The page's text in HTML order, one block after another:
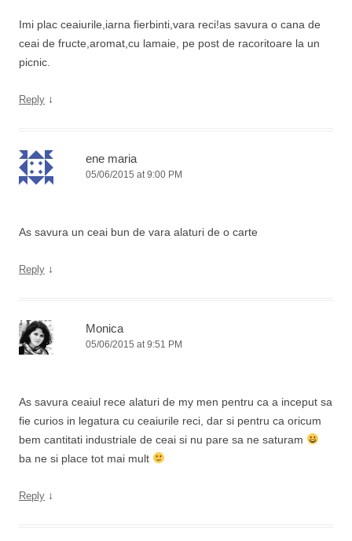
Imi plac ceaiurile,iarna fierbinti,vara reci!as savura o cana de
ceai de fructe,aromat,cu lamaie, pe post de racoritoare la un
picnic.
Reply ↓
ene maria
05/06/2015 at 9:00 PM
As savura un ceai bun de vara alaturi de o carte
Reply ↓
Monica
05/06/2015 at 9:51 PM
As savura ceaiul rece alaturi de my men pentru ca a inceput sa
fie curios in legatura cu ceaiurile reci, dar si pentru ca oricum
bem cantitati industriale de ceai si nu pare sa ne saturam
ba ne si place tot mai mult
Reply ↓